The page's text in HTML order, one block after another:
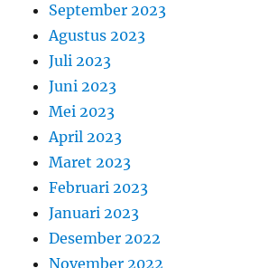
September 2023
Agustus 2023
Juli 2023
Juni 2023
Mei 2023
April 2023
Maret 2023
Februari 2023
Januari 2023
Desember 2022
November 2022